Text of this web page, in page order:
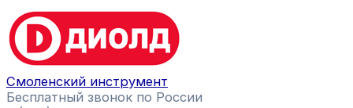
Перейти
к
содержимому
Смоленский инструмент
Бесплатный звонок по России
Поиск
товаров